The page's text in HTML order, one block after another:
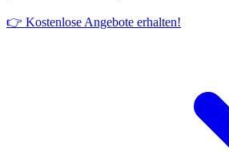
👉 Kostenlose Angebote erhalten!